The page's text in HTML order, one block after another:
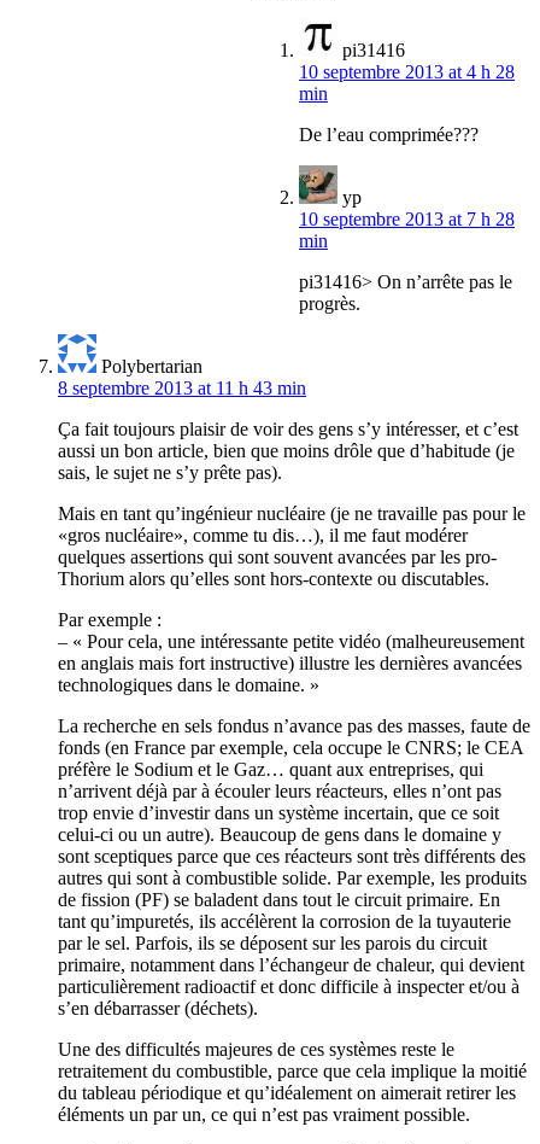
pi31416
10 septembre 2013 at 4 h 28
min
De l’eau comprimée???
yp
10 septembre 2013 at 7 h 28
min
pi31416> On n’arrête pas le
progrès.
Polybertarian
8 septembre 2013 at 11 h 43 min
Ça fait toujours plaisir de voir des gens s’y intéresser, et c’est
aussi un bon article, bien que moins drôle que d’habitude (je
sais, le sujet ne s’y prête pas).
Mais en tant qu’ingénieur nucléaire (je ne travaille pas pour le
«gros nucléaire», comme tu dis…), il me faut modérer
quelques assertions qui sont souvent avancées par les pro-
Thorium alors qu’elles sont hors-contexte ou discutables.
Par exemple :
– « Pour cela, une intéressante petite vidéo (malheureusement
en anglais mais fort instructive) illustre les dernières avancées
technologiques dans le domaine. »
La recherche en sels fondus n’avance pas des masses, faute de
fonds (en France par exemple, cela occupe le CNRS; le CEA
préfère le Sodium et le Gaz… quant aux entreprises, qui
n’arrivent déjà par à écouler leurs réacteurs, elles n’ont pas
trop envie d’investir dans un système incertain, que ce soit
celui-ci ou un autre). Beaucoup de gens dans le domaine y
sont sceptiques parce que ces réacteurs sont très différents des
autres qui sont à combustible solide. Par exemple, les produits
de fission (PF) se baladent dans tout le circuit primaire. En
tant qu’impuretés, ils accélèrent la corrosion de la tuyauterie
par le sel. Parfois, ils se déposent sur les parois du circuit
primaire, notamment dans l’échangeur de chaleur, qui devient
particulièrement radioactif et donc difficile à inspecter et/ou à
s’en débarrasser (déchets).
Une des difficultés majeures de ces systèmes reste le
retraitement du combustible, parce que cela implique la moitié
du tableau périodique et qu’idéalement on aimerait retirer les
éléments un par un, ce qui n’est pas vraiment possible.